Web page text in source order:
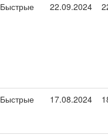
Быстрые 22.09.2024
Быстрые 17.08.2024